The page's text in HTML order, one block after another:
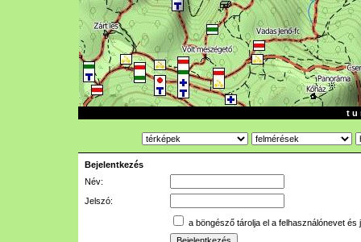
t u
Bejelentkezés
Név:
Jelszó:
a böngésző tárolja el a felhasználónevet és